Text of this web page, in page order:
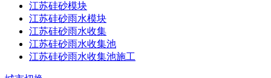
江苏硅砂模块
江苏硅砂雨水模块
江苏硅砂雨水收集
江苏硅砂雨水收集池
江苏硅砂雨水收集池施工